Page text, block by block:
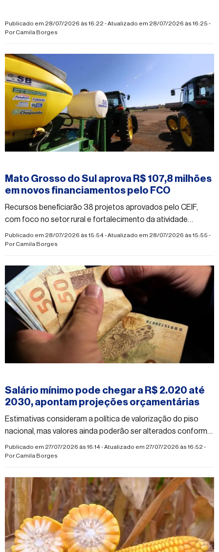
Publicado em 28/07/2026 às 16:22 - Atualizado em 28/07/2026 às 16:25 -
PorCamila Borges
Mato Grosso do Sul aprova R$ 107,8 milhões
em novos financiamentos pelo FCO
Recursos beneficiarão 38 projetos aprovados pelo CEIF,
com foco no setor rural e fortalecimento da atividade
produtiva em diversas regiões do Estado
Publicado em 28/07/2026 às 15:54 - Atualizado em 28/07/2026 às 15:55 -
PorCamila Borges
Salário mínimo pode chegar a R$ 2.020 até
2030, apontam projeções orçamentárias
Estimativas consideram a política de valorização do piso
nacional, mas valores ainda poderão ser alterados conforme
inflação, crescimento da economia e regras fiscais
Publicado em 27/07/2026 às 16:14 - Atualizado em 27/07/2026 às 16:52 -
PorCamila Borges